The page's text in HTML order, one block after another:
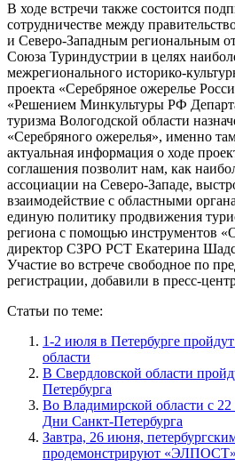
В ходе встречи также состоится
сотрудничестве между
и Северо-Западным региональным
Союза Туриндустрии в целях
межрегионального историко-
проекта «Серебряное ожерелье
«Решением Минкультуры РФ
туризма Вологодской области
«Серебряного ожерелья», именно
актуальная информация о ходе
соглашения позволит нам, как
ассоциации на Северо-Западе,
взаимодействие с областными
единую политику продвижения
региона с помощью инструментов
директор СЗРО РСТ Екатерина
Участие во встрече свободное по
регистрации, добавили в пресс-
Статьи по теме:
1-2 июля в Петербурге
области
В Свердловской области
Петербурга
Во Владимирской области с 22
Дни Санкт-Петербурга
Завтра, 26 июня,
продемонстрируют «ЭЛПОСТ»